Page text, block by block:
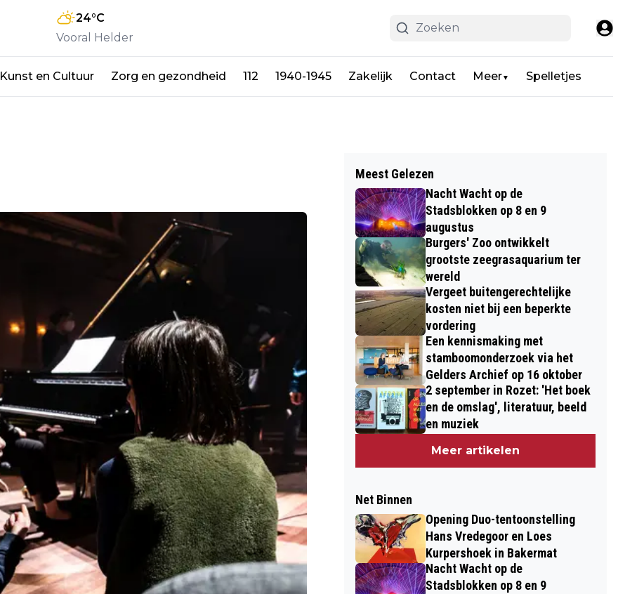
24°C
Vooral Helder
Kunst en Cultuur Zorg en gezondheid 112 1940-1945 Zakelijk Contact Meer▼ Spelletjes
Meest Gelezen
Nacht Wacht op de
Stadsblokken op 8 en 9
augustus
Burgers' Zoo ontwikkelt
grootste zeegrasaquarium ter
wereld
Vergeet buitengerechtelijke
kosten niet bij een beperkte
vordering
Een kennismaking met
stamboomonderzoek via het
Gelders Archief op 16 oktober
2 september in Rozet: 'Het boek
en de omslag', literatuur, beeld
en muziek
Meer artikelen
Net Binnen
Opening Duo-tentoonstelling
Hans Vredegoor en Loes
Kurpershoek in Bakermat
Nacht Wacht op de
Stadsblokken op 8 en 9